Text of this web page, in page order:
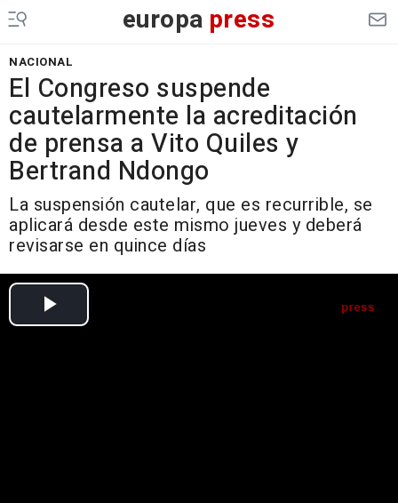
europa press
NACIONAL
El Congreso suspende
cautelarmente la acreditación
de prensa a Vito Quiles y
Bertrand Ndongo
La suspensión cautelar, que es recurrible, se
aplicará desde este mismo jueves y deberá
revisarse en quince días